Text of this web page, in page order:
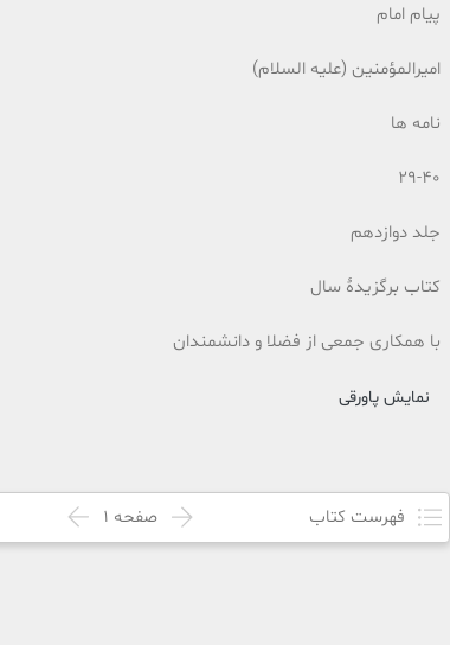
پیام امام
امیرالمؤمنین (علیه السلام)
نامه ها
29-40
جلد دوازدهم
کتاب برگزیدۀ سال
با همکاری جمعی از فضلا و دانشمندان
نمایش پاورقی
فهرست کتاب صفحه 1